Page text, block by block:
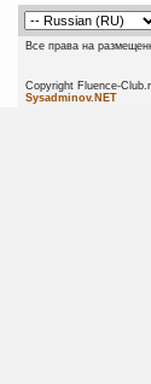
Все права на
Sysadminov.NET